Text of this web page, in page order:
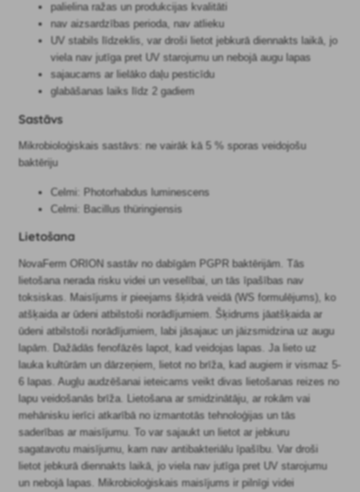
palielina ražas un produkcijas kvalitāti
nav aizsardzības perioda, nav atlieku
UV stabils līdzeklis, var droši lietot jebkurā diennakts laikā, jo
viela nav jutīga pret UV starojumu un nebojā augu lapas
sajaucams ar lielāko daļu pesticīdu
glabāšanas laiks līdz 2 gadiem
Sastāvs
Mikrobioloģiskais sastāvs: ne vairāk kā 5 % sporas veidojošu
baktēriju
Celmi: Photorhabdus luminescens
Celmi: Bacillus thüringiensis
Lietošana
NovaFerm ORION sastāv no dabīgām PGPR baktērijām. Tās
lietošana nerada risku videi un veselībai, un tās īpašības nav
toksiskas. Maisījums ir pieejams šķidrā veidā (WS formulējums), ko
atšķaida ar ūdeni atbilstoši norādījumiem. Šķidrums jāatšķaida ar
ūdeni atbilstoši norādījumiem, labi jāsajauc un jāizsmidzina uz augu
lapām. Dažādās fenofāzēs lapot, kad veidojas lapas. Ja lieto uz
lauka kultūrām un dārzeņiem, lietot no brīža, kad augiem ir vismaz 5-
6 lapas. Augļu audzēšanai ieteicams veikt divas lietošanas reizes no
lapu veidošanās brīža. Lietošana ar smidzinātāju, ar rokām vai
mehānisku ierīci atkarībā no izmantotās tehnoloģijas un tās
saderības ar maisījumu. To var sajaukt un lietot ar jebkuru
sagatavotu maisījumu, kam nav antibakteriālu īpašību. Var droši
lietot jebkurā diennakts laikā, jo viela nav jutīga pret UV starojumu
un nebojā lapas. Mikrobioloģiskais maisījums ir pilnīgi videi